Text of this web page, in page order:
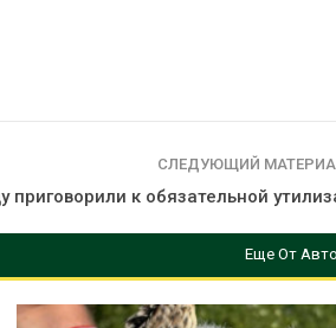
СЛЕДУЮЩИЙ
приговорили к обязательной
Еще От